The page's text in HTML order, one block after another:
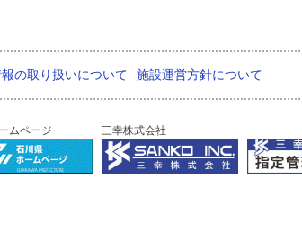
の取り扱いについて 施設運営方針について
ムページ 三幸株式会社